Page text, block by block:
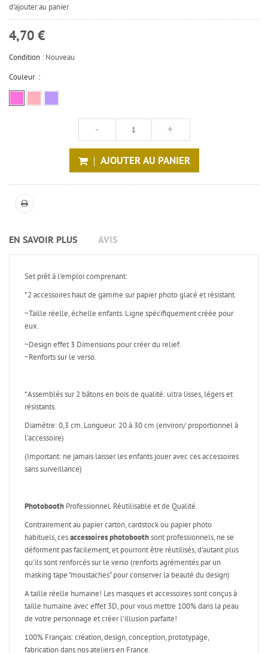
d'ajouter au panier
4,70 €
Condition : Nouveau
Couleur :
AJOUTER AU PANIER
EN SAVOIR PLUS AVIS
Set prêt à l'emploi comprenant:
*2 accessoires haut de gamme sur papier photo glacé et résistant.
~Taille réelle, échelle enfants. Ligne spécifiquement créée pour
eux.
~Design effet 3 Dimensions pour créer du relief.
~Renforts sur le verso.
*Assemblés sur 2 bâtons en bois de qualité: ultra lisses, légers et
résistants.
Diamètre: 0,3 cm. Longueur: 20 à 30 cm (environ/ proportionnel à
l'accessoire)
(Important: ne jamais laisser les enfants jouer avec ces accessoires
sans surveillance)
Photobooth Professionnel. Réutilisable et de Qualité.
Contrairement au papier carton, cardstock ou papier photo
habituels, cesaccessoires photoboothsont professionnels, ne se
déforment pas facilement, et pourront être réutilisés, d'autant plus
qu'ils sont renforcés sur le verso (renforts agrémentés par un
masking tape "moustaches" pour conserver la beauté du design)
A taille réelle humaine! Les masques et accessoires sont conçus à
taille humaine avec effet 3D, pour vous mettre 100% dans la peau
de votre personnage et créer l'illusion parfaite!
100% Français: création, design, conception, prototypage,
fabrication dans nos ateliers en France.